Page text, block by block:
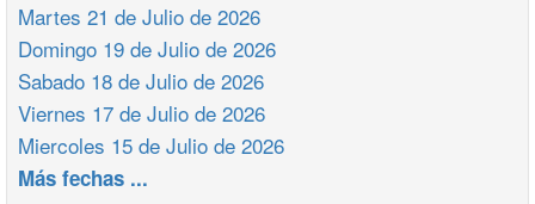
Martes 21 de Julio de 2026
Domingo 19 de Julio de 2026
Sabado 18 de Julio de 2026
Viernes 17 de Julio de 2026
Miercoles 15 de Julio de 2026
Más fechas ...